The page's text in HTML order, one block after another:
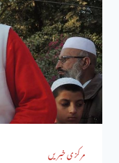
مرکزی خبریں